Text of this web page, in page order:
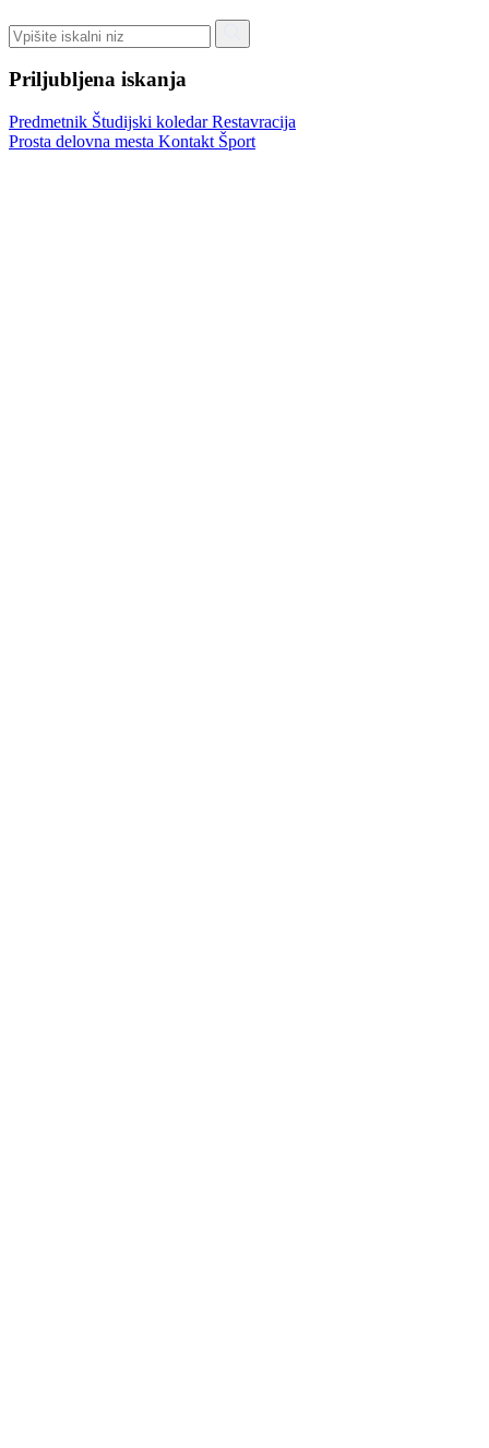
Priljubljena iskanja
Predmetnik Študijski koledarRestavracija
Prosta delovna mesta Kontakt Šport